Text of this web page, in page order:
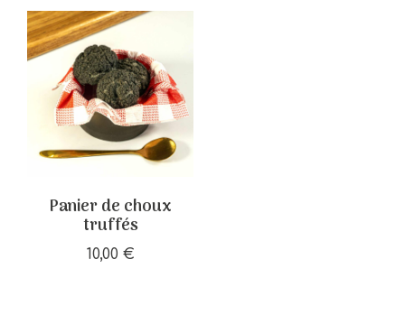
Panier de choux
truffés
10,00 €